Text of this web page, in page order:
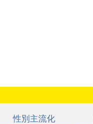
性別主流化